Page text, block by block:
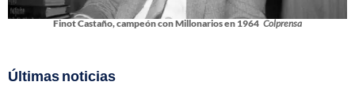
Finot Castaño, campeón con Millonarios en 1964 Colprensa
Últimas noticias